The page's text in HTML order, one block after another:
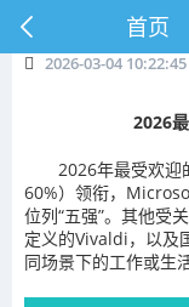
首页
2026-03-04 10:22:45
2026
2026年最受欢迎
60%）领衔，
位列“五强”。其他受
定义的Vivaldi，以及
同场景下的工作或生